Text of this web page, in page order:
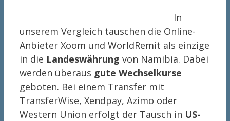
In
unserem Vergleich tauschen die Online-
Anbieter Xoom und WorldRemit als einzige
in die Landeswährung von Namibia. Dabei
werden überaus gute Wechselkurse
geboten. Bei einem Transfer mit
TransferWise, Xendpay, Azimo oder
Western Union erfolgt der Tausch in US-